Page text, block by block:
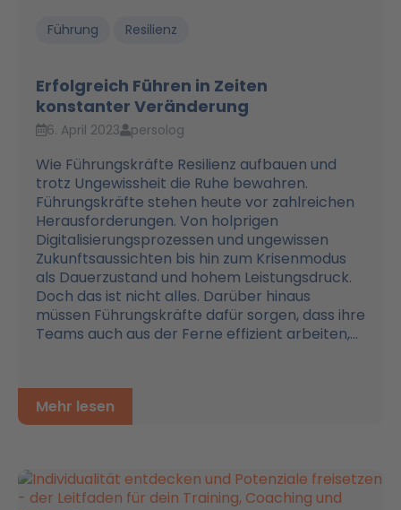
Führung Resilienz
Erfolgreich Führen in Zeiten
konstanter Veränderung
6. April 2023 persolog
Wie Führungskräfte Resilienz aufbauen und
trotz Ungewissheit die Ruhe bewahren.
Führungskräfte stehen heute vor zahlreichen
Herausforderungen. Von holprigen
Digitalisierungsprozessen und ungewissen
Zukunftsaussichten bis hin zum Krisenmodus
als Dauerzustand und hohem Leistungsdruck.
Doch das ist nicht alles. Darüber hinaus
müssen Führungskräfte dafür sorgen, dass ihre
Teams auch aus der Ferne effizient arbeiten,...
Mehr lesen